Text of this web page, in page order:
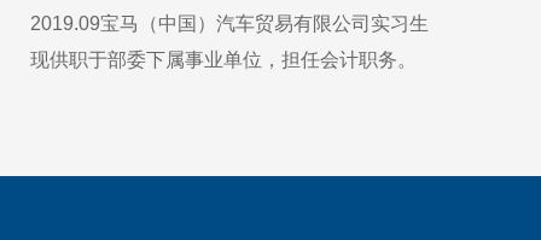
2019.09宝马（中国）汽车贸易有限公司实习生
现供职于部委下属事业单位，担任会计职务。